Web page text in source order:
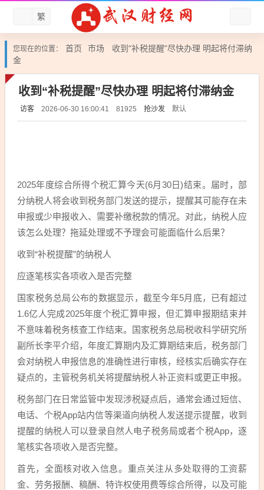
繁
您现在的位置： 首页 市场
收到“补税提醒”尽快办理 明起将付滞纳
金
收到“补税提醒”尽快办理 明起将付滞纳金
访客 2026-06-30 16:00:41 81925 抢沙发 默认
2025年度综合所得个税汇算今天(6月30日)结束。届时，部
分纳税人将会收到税务部门发送的提示，提醒其可能存在未
申报或少申报收入、需要补缴税款的情况。对此，纳税人应
该怎么处理？拖延处理或不予理会可能面临什么后果？
收到“补税提醒”的纳税人
应逐笔核实各项收入是否完整
国家税务总局公布的数据显示，截至今年5月底，已有超过
1.6亿人完成2025年度个税汇算申报，但汇算申报期结束并
不意味着税务核查工作结束。国家税务总局税收科学研究所
副所长李平介绍，年度汇算期内及汇算期结束后，税务部门
会对纳税人申报信息的准确性进行审核，经核实后确实存在
疑点的，主管税务机关将提醒纳税人补正资料或更正申报。
税务部门在日常监管中发现涉税疑点后，通常会通过短信、
电话、个税App站内信等渠道向纳税人发送提示提醒，收到
提醒的纳税人可以登录自然人电子税务局或者个税App，逐
笔核实各项收入是否完整。
首先，全面核对收入信息。重点关注从多处取得的工资薪
金、劳务报酬、稿酬、特许权使用费等综合所得，以及可能